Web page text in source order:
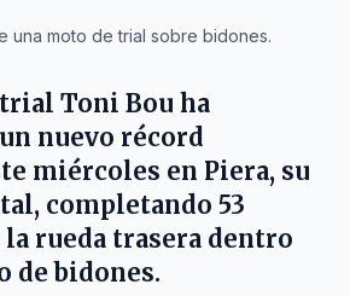
una moto de trial sobre bidones.
Toni Bou ha
nuevo récord
miércoles en Piera, su
completando 53
rueda trasera dentro
de bidones.